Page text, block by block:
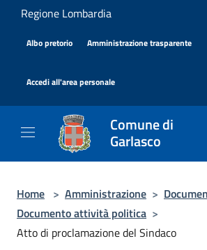
Salta al contenuto principale
Regione Lombardia
Albo pretorio Amministrazione trasparente
Accedi all'area personale
Comune di
Garlasco
Home > Amministrazione >
Documento attività politica >
Atto di proclamazione del Sindaco